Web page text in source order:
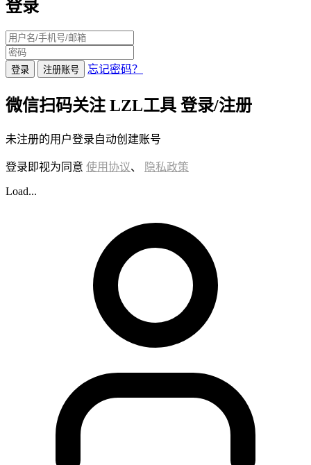
登录
登录 注册账号 忘记密码？
微信扫码关注 LZL工具 登录/注册
未注册的用户登录自动创建账号
登录即视为同意 使用协议、 隐私政策
Load...